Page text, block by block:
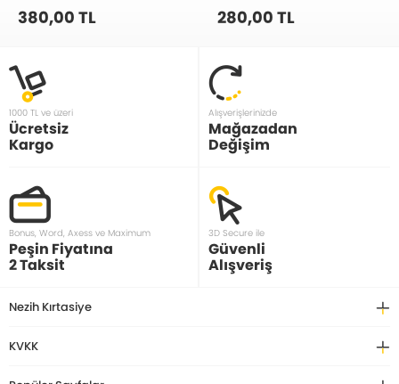
380,00 TL 280,00 TL
1000 TL ve üzeri
Ücretsiz
Kargo
Alışverişlerinizde
Mağazadan
Değişim
Bonus, Word, Axess ve Maximum
Peşin Fiyatına
2 Taksit
3D Secure ile
Güvenli
Alışveriş
Nezih Kırtasiye
KVKK